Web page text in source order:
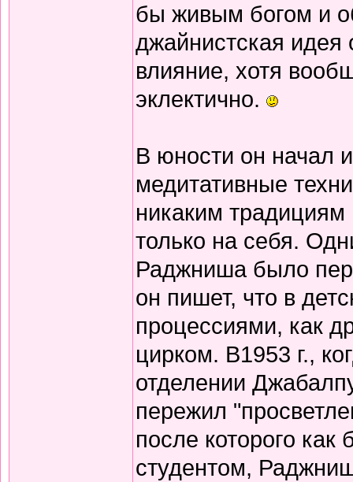
бы живым богом и
джайнистская идея
влияние, хотя
эклектично.
В юности он начал
медитативные
никаким традициям
только на себя.
Раджниша было
он пишет, что в
процессиями, как
цирком. В1953 г.,
отделении
пережил
после которого как
студентом,